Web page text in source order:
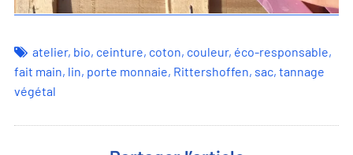
atelier, bio, ceinture, coton, couleur, éco-responsable,
fait main, lin, porte monnaie, Rittershoffen, sac, tannage
végétal